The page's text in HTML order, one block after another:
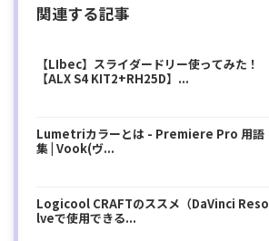
関連する記事
【LIbec】スライダードリー使ってみた！
【ALX S4 KIT2+RH25D】...
Lumetriカラーとは - Premiere Pro 用語
集 | Vook(ヴ...
Logicool CRAFTのススメ（DaVinci Reso
lveで使用できる...